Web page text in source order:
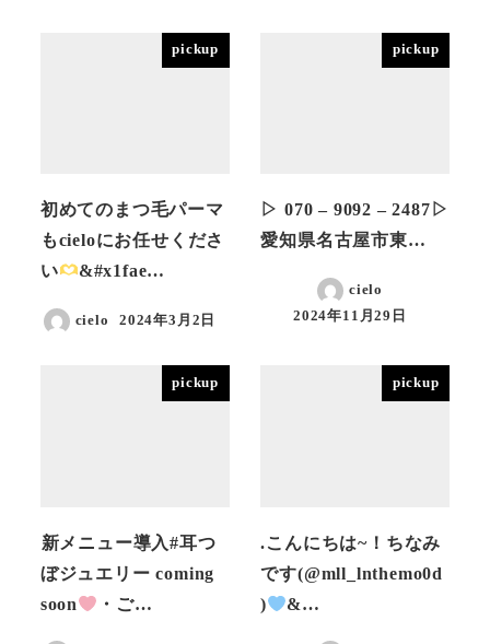
pickup
初めてのまつ毛パーマ
もcieloにお任せくださ
い
&#x1fae…
cielo
投稿日
2024年3月2日
pickup
▷ 070 – 9092 – 2487▷
愛知県名古屋市東…
cielo
投稿日
2024年11月29日
pickup
︎新メニュー導入#耳つ
ぼジュエリー coming
soon
・ご…
pickup
.こんにちは~！ちなみ
です(@mll_lnthemo0d
)
&…